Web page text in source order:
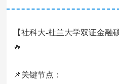
【社科大-杜兰大学双证金融
🔥
📌关键节点：